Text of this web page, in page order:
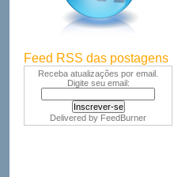
Feed RSS das postagens
Receba atualizações por email.
Digite seu email:
Delivered by FeedBurner